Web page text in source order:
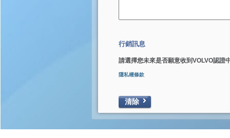
行銷訊息
請選擇您未來是否願意收到VOLVO認證
隱私權條款
清除